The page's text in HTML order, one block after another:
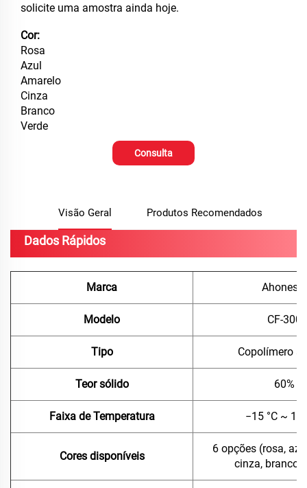
solicite uma amostra ainda hoje.
Cor:
Rosa
Azul
Amarelo
Cinza
Branco
Verde
Consulta
Visão Geral Produtos Recomendados
Dados Rápidos
Marca Ahonesty
Modelo CF-300
Tipo Copolímero
Teor sólido 60%
Faixa de Temperatura −15 °C ~
Cores disponíveis
6 opções (rosa,
cinza, branco,